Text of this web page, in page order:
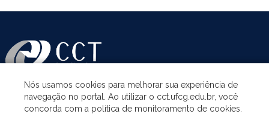
ASSUNTOS
Nós usamos cookies para melhorar sua experiência de
navegação no portal. Ao utilizar o cct.ufcg.edu.br, você
concorda com a política de monitoramento de cookies.